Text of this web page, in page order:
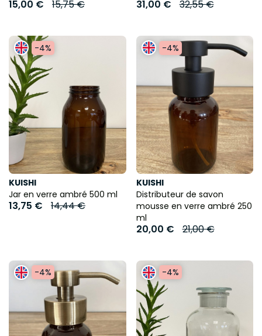
15,00 € 15,75 € 31,00 € 32,55 €
-4%
KUISHI
Jar en verre ambré 500 ml
13,75 € 14,44 €
-4%
KUISHI
Distributeur de savon
mousse en verre ambré 250
ml
20,00 € 21,00 €
-4% -4%